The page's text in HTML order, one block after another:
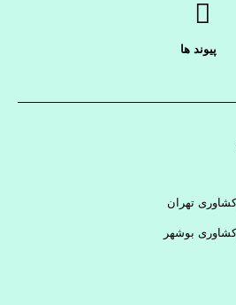
پیوند ها
کشاوری تهران
کشاوری بوشهر